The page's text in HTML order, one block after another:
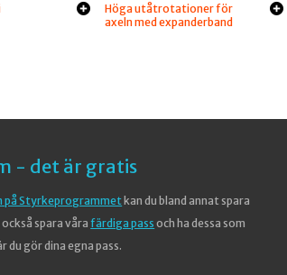
Höga utåtrotationer för
axeln med expanderband
- det är gratis
på Styrkeprogrammetkan du bland annat spara
också spara vårafärdiga pass och ha dessa som
du gör dina egna pass.